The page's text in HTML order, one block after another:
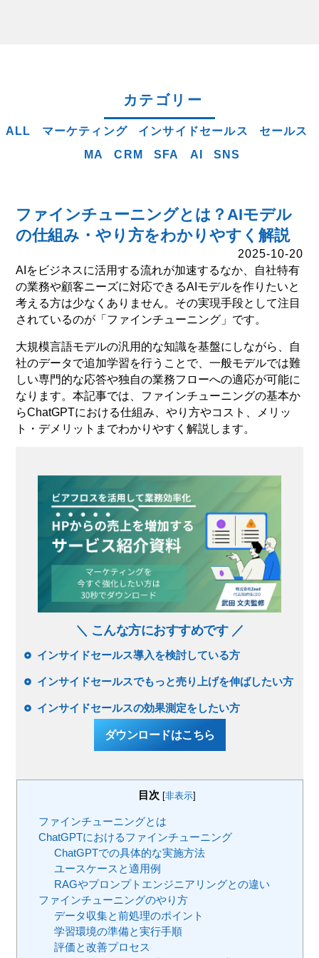
カテゴリー
ALL マーケティング インサイドセールス
セールス
MA
CRM SFA AI SNS
ファインチューニングとは？AIモデル
の仕組み・やり方をわかりやすく解説
2025-10-20
AIをビジネスに活用する流れが加速するなか、自社特有
の業務や顧客ニーズに対応できるAIモデルを作りたいと
考える方は少なくありません。その実現手段として注目
されているのが「ファインチューニング」です。
大規模言語モデルの汎用的な知識を基盤にしながら、自
社のデータで追加学習を行うことで、一般モデルでは難
しい専門的な応答や独自の業務フローへの適応が可能に
なります。本記事では、ファインチューニングの基本か
らChatGPTにおける仕組み、やり方やコスト、メリッ
ト・デメリットまでわかりやすく解説します。
＼ こんな方におすすめです ／
インサイドセールス導入を検討している方
インサイドセールスでもっと売り上げを伸ばしたい方
インサイドセールスの効果測定をしたい方
ダウンロードはこちら
目次 [非表示]
ファインチューニングとは
ChatGPTにおけるファインチューニング
ChatGPTでの具体的な実施方法
ユースケースと適用例
RAGやプロンプトエンジニアリングとの違い
ファインチューニングのやり方
データ収集と前処理のポイント
学習環境の準備と実行手順
評価と改善プロセス